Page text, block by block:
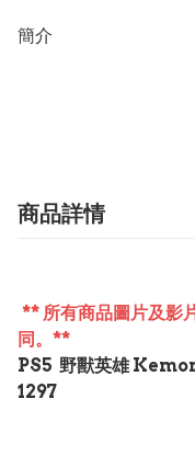
簡介
商品詳情
** 所有商品圖片及影
同。**
PS5 野獸英雄
1297